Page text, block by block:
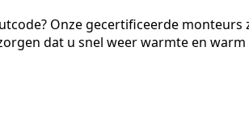
Onze gecertificeerde
dat u snel weer warmte en